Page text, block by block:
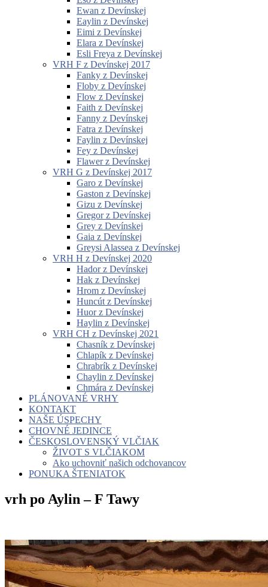
Ewan z Devínskej
Eaylin z Devínskej
Eimi z Devínskej
Elara z Devínskej
Esli Freya z Devínskej
VRH F z Devínskej 2017
Fanky z Devínskej
Floby z Devínskej
Flow z Devínskej
Faith z Devínskej
Fanny z Devínskej
Fatra z Devínskej
Faylin z Devínskej
Fey z Devínskej
Flawer z Devínskej
VRH G z Devínskej 2017
Garo z Devínskej
Gaston z Devínskej
Gizu z Devínskej
Gregor z Devínskej
Grey z Devínskej
Gaia z Devínskej
Greysi Alassea z Devínskej
VRH H z Devínskej 2020
Hador z Devínskej
Hak z Devínskej
Hrom z Devínskej
Huncút z Devínskej
Huor z Devínskej
Haylin z Devínskej
VRH CH z Devínskej 2021
Chasník z Devínskej
Chlapík z Devínskej
Chrabrík z Devínskej
Chaylin z Devínskej
Chmára z Devínskej
PLÁNOVANÉ VRHY
KONTAKT
NAŠE ÚSPECHY
CHOVNÉ JEDINCE
ČESKOSLOVENSKÝ VLČIAK
ŽIVOT S VLČIAKOM
Ako uchovniť našich odchovancov
PONUKA ŠTENIATOK
vrh po Aylin – F Tawy